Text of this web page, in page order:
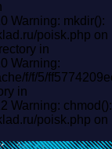
Warning: mkdir():
poisk.php on
in
Warning:
f/f/5/
in
Warning: chmod():
poisk.php on